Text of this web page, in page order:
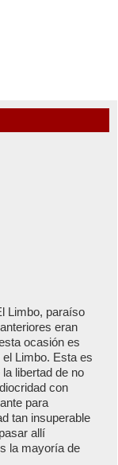
Limbo, paraíso
eran
ocasión es
Limbo. Esta es
libertad de no
con
para
tan insuperable
allí
la mayoría de